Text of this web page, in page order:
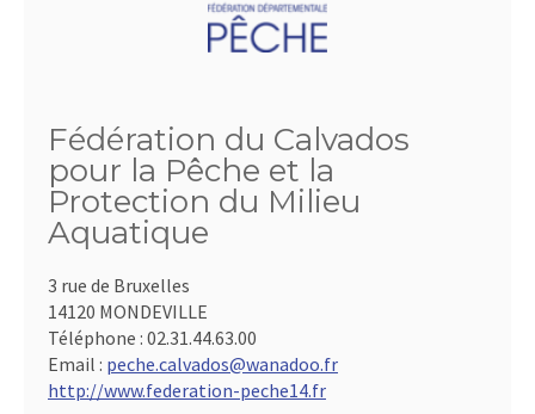
Fédération du Calvados
pour la Pêche et la
Protection du Milieu
Aquatique
3 rue de Bruxelles
14120 MONDEVILLE
Téléphone : 02.31.44.63.00
Email : peche.calvados@wanadoo.fr
http://www.federation-peche14.fr